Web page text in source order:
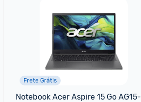
Frete Grátis
Notebook Acer Aspire 15 Go AG15-